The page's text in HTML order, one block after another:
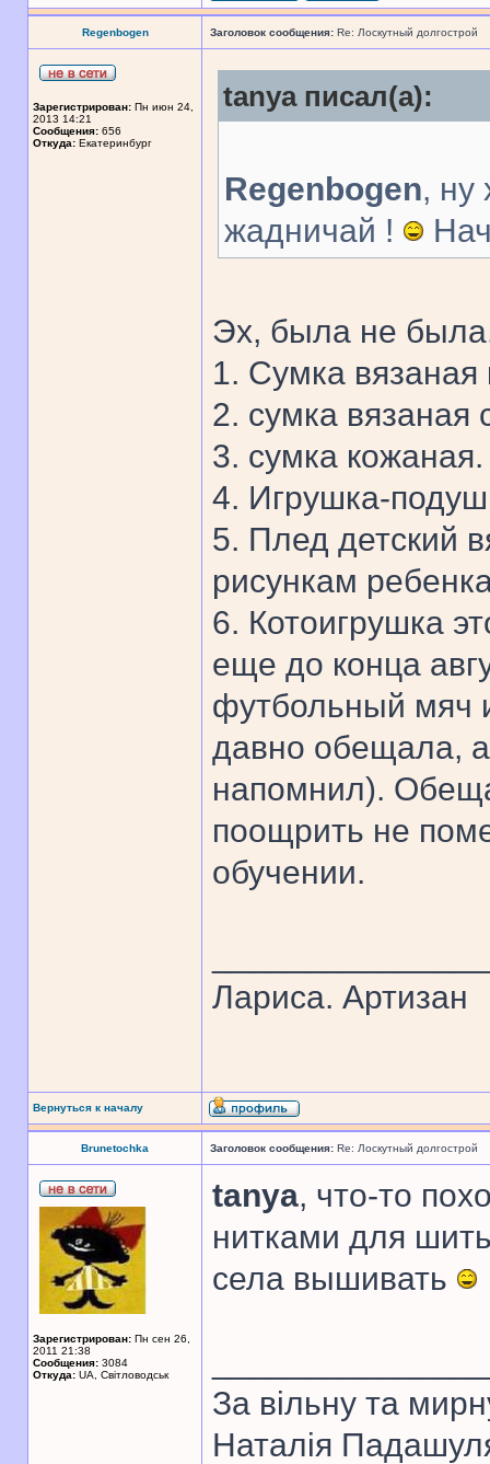
Regenbogen Заголовок сообщения: Re: Лоскутный долгострой
Зарегистрирован: Пн июн 24,
2013 14:21
Сообщения: 656
Откуда: Екатеринбург
tanya писал(а):
Regenbogen, ну
жадничай !
Эх, была не
1. Сумка вязаная
2. сумка вязаная
3. сумка кожаная.
4. Игрушка-
5. Плед детский
рисункам
6. Котоигрушка
еще до конца
футбольный мяч
давно обещала,
напомнил).
поощрить не
обучении.
Лариса. Артизан
Вернуться к началу
Brunetochka Заголовок сообщения: Re: Лоскутный долгострой
Зарегистрирован: Пн сен 26,
2011 21:38
Сообщения: 3084
Откуда: UA, Свiтловодськ
tanya, что-то
нитками для
села вышивать
За вiльну та
Наталiя